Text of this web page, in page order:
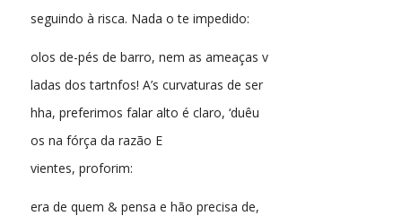
seguindo à risca. Nada o te impedido:
olos de-pés de barro, nem as ameaças v
ladas dos tartnfos! A’s curvaturas de ser
hha, preferimos falar alto é claro, ‘duêu
os na fórça da razão E
vientes, proforim:
era de quem & pensa e hão precisa de,